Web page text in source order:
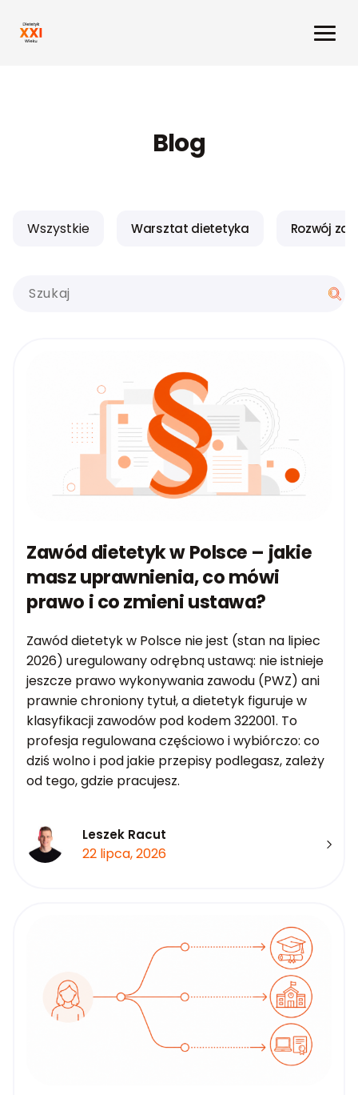
Blog
Wszystkie Warsztat dietetyka Rozwój
Zawód dietetyk w Polsce – jakie
masz uprawnienia, co mówi
prawo i co zmieni ustawa?
Zawód dietetyk w Polsce nie jest (stan na lipiec
2026) uregulowany odrębną ustawą: nie istnieje
jeszcze prawo wykonywania zawodu (PWZ) ani
prawnie chroniony tytuł, a dietetyk figuruje w
klasyfikacji zawodów pod kodem 322001. To
profesja regulowana częściowo i wybiórczo: co
dziś wolno i pod jakie przepisy podlegasz, zależy
od tego, gdzie pracujesz.
Leszek Racut
22 lipca, 2026